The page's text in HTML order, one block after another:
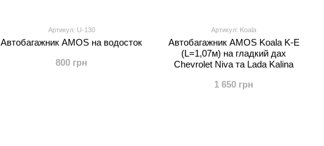
Артикул: U-130
Автобагажник AMOS на водосток
800 грн
Артикул: Koala
Автобагажник AMOS Koala K-E
(L=1,07м) на гладкий дах
Chevrolet Niva та Lada Kalina
1 650 грн